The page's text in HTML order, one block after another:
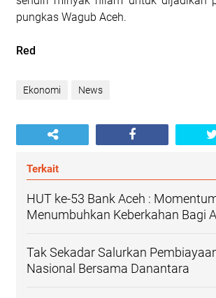
pungkas Wagub Aceh.
Red
Ekonomi News
Terkait
HUT ke-53 Bank Aceh :
Menumbuhkan Keberkahan Bagi
Tak Sekadar Salurkan
Nasional Bersama Danantara